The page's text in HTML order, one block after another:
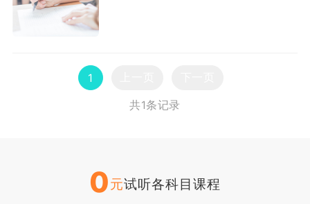
1
共1条记录
0元试听各科目课程